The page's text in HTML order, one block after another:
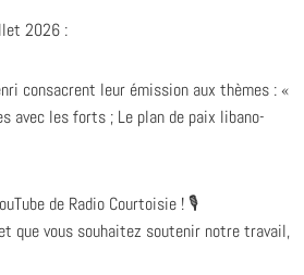
2026 :
consacrent leur émission aux thèmes : «
avec les forts ; Le plan de paix libano-
de Radio Courtoisie ! 🎙️
que vous souhaitez soutenir notre travail,